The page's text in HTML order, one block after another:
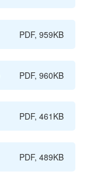
PDF, 959KB
PDF, 960KB
PDF, 461KB
PDF, 489KB